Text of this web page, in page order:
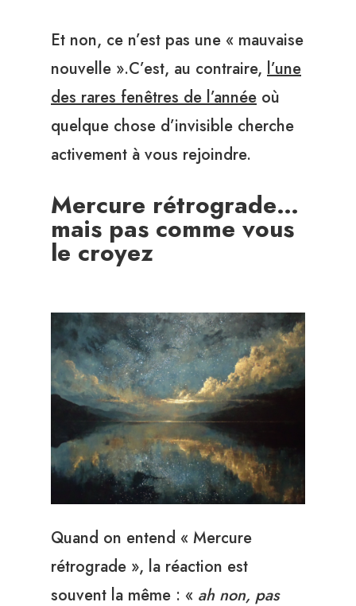
Et non, ce n’est pas une « mauvaise
nouvelle ».C’est, au contraire, l’une
des rares fenêtres de l’année où
quelque chose d’invisible cherche
activement à vous rejoindre.
Mercure rétrograde…
mais pas comme vous
le croyez
Quand on entend « Mercure
rétrograde », la réaction est
souvent la même : « ah non, pas